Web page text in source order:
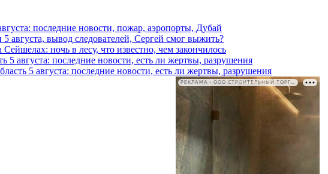
последние новости, пожар, аэропорты, Дубай
августа, вывод следователей, Сергей смог выжить?
ночь в лесу, что известно, чем закончилось
5 августа: последние новости, есть ли жертвы, разрушения
5 августа: последние новости, есть ли жертвы, разрушения
РЕКЛАМА • ООО СТРОИТЕЛЬНЫЙ ТОРГОВЫЙ ДОМ «ПЕТРОВИЧ». ИНН: 7802348846